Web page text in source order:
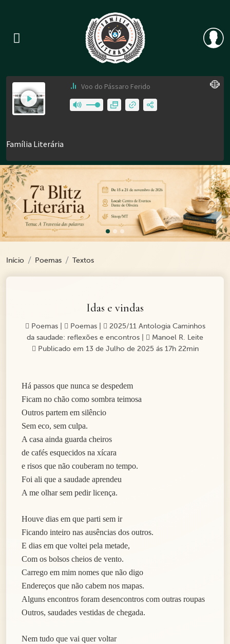
Previous
Início Poemas Textos
Idas e vindas
Poemas| Poemas|
2025/11 Antologia Caminhos
da saudade: reflexões e encontros
Manoel R. Leite
Publicado em 13 de Julho de 2025 ás 17h 22min
Há passos que nunca se despedem
Ficam no chão como sombra teimosa
Outros partem em silêncio
Sem eco, sem culpa.
A casa ainda guarda cheiros
de cafés esquecidos na xícara
e risos que não couberam no tempo.
Foi ali que a saudade aprendeu
A me olhar sem pedir licença.
Houve dias em que parti sem ir
Ficando inteiro nas ausências dos outros.
E dias em que voltei pela metade,
Com os bolsos cheios de vento.
Carrego em mim nomes que não digo
Endereços que não cabem nos mapas.
Alguns encontros foram desencontros com outras roupas
Outros, saudades vestidas de chegada.
Nem tudo que vai quer voltar